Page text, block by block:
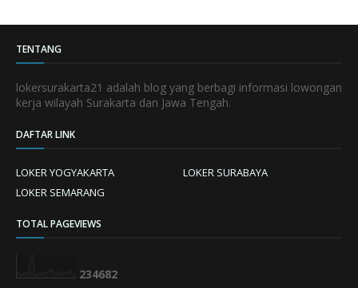
TENTANG
lokersurakarta21 adalah blog yang berbagi informasi lowongan
kerja wilayah Surakarta dan Jawa Tengah.
DAFTAR LINK
LOKER YOGYAKARTA
LOKER SURABAYA
LOKER SEMARANG
TOTAL PAGEVIEWS
234682